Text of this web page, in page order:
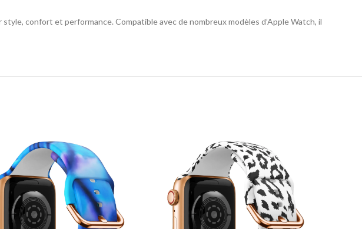
confort et performance. Compatible avec de nombreux modèles d’Apple Watch, il